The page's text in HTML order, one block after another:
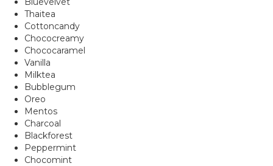
Thaitea
Cottoncandy
Chococreamy
Chococaramel
Vanilla
Milktea
Bubblegum
Oreo
Mentos
Charcoal
Blackforest
Peppermint
Chocomint